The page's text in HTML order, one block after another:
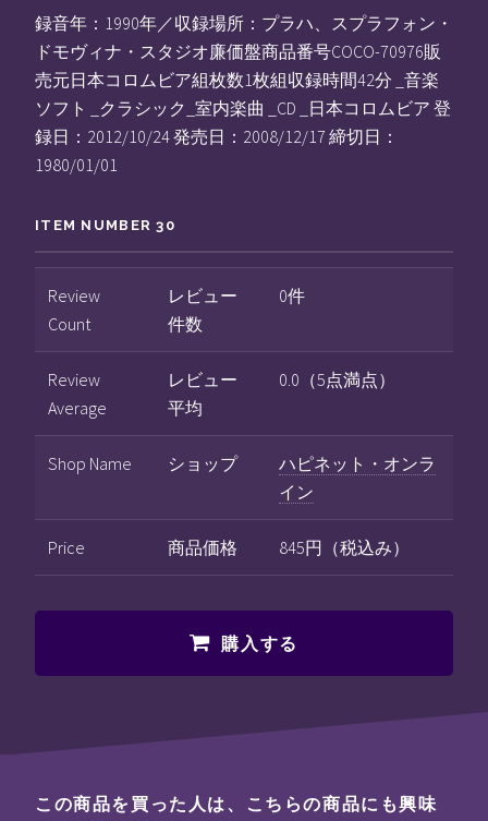
録音年：1990年／収録場所：プラハ、スプラフォン・
ドモヴィナ・スタジオ廉価盤商品番号COCO-70976販
売元日本コロムビア組枚数1枚組収録時間42分 _音楽
ソフト _クラシック_室内楽曲 _CD _日本コロムビア 登
録日：2012/10/24 発売日：2008/12/17 締切日：
1980/01/01
ITEM NUMBER 30
Review
Count
レビュー
件数
0件
Review
Average
レビュー
平均
0.0（5点満点）
Shop Name ショップ
ハピネット・オンラ
イン
Price 商品価格 845円（税込み）
購入する
この商品を買った人は、こちらの商品にも興味